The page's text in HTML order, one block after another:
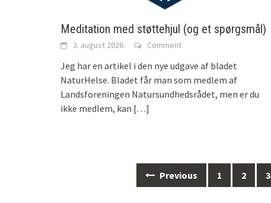
Meditation med støttehjul (og et spørgsmål)
3. august 2026 Comment
Jeg har en artikel i den nye udgave af bladet
NaturHelse. Bladet får man som medlem af
Landsforeningen Natursundhedsrådet, men er du
ikke medlem, kan […]
Previous 1 2 3